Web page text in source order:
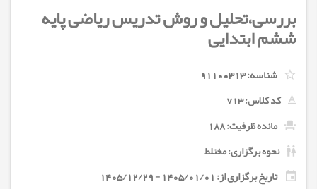
بررسی،تحلیل و روش تدریس ریاضی پایه
ششم ابتدایی
شناسه:91100313
کد کلاس:713
مانده ظرفیت: 188
نحوه برگزاری: مختلط
تاریخ برگزاری از: 1405/01/01 - 1405/12/29